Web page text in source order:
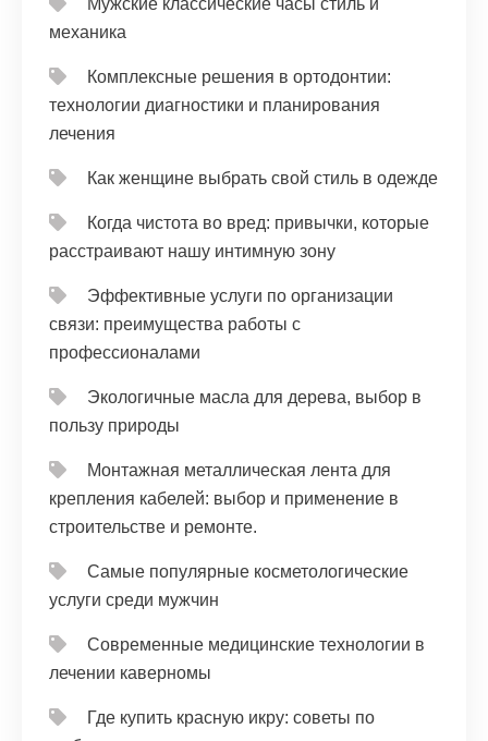
Мужские классические часы стиль и
механика
Комплексные решения в ортодонтии:
технологии диагностики и планирования
лечения
Как женщине выбрать свой стиль в одежде
Когда чистота во вред: привычки, которые
расстраивают нашу интимную зону
Эффективные услуги по организации
связи: преимущества работы с
профессионалами
Экологичные масла для дерева, выбор в
пользу природы
Монтажная металлическая лента для
крепления кабелей: выбор и применение в
строительстве и ремонте.
Самые популярные косметологические
услуги среди мужчин
Современные медицинские технологии в
лечении каверномы
Где купить красную икру: советы по